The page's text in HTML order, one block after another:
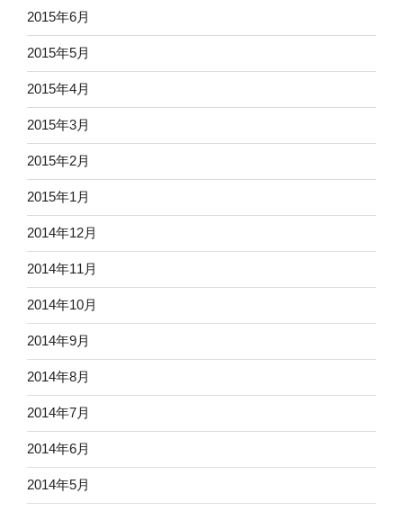
2015年6月
2015年5月
2015年4月
2015年3月
2015年2月
2015年1月
2014年12月
2014年11月
2014年10月
2014年9月
2014年8月
2014年7月
2014年6月
2014年5月